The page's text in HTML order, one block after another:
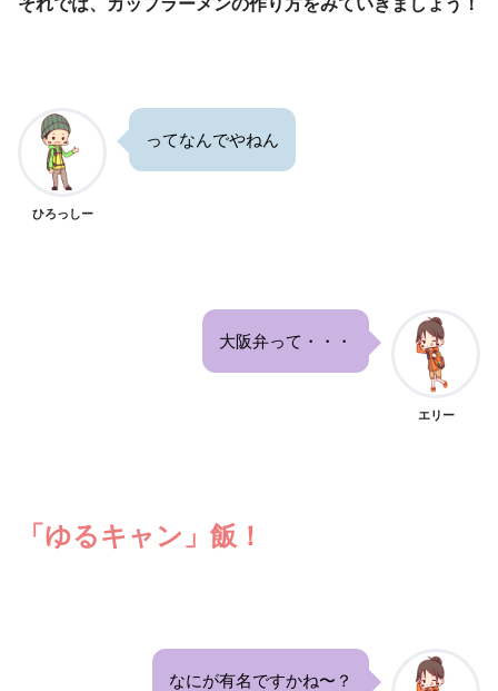
ひろっしー
ってなんでやねん
大阪弁って・・・
エリー
「ゆるキャン」飯！
なにが有名ですかね〜？